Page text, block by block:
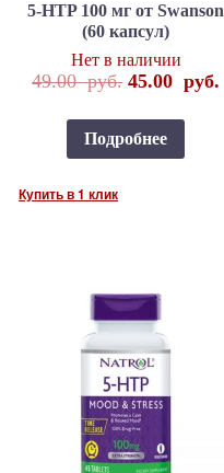
5-HTP 100 мг от Swanson
(60 капсул)
Нет в наличии
49.00руб. 45.00 руб.
Подробнее
Купить в 1 клик